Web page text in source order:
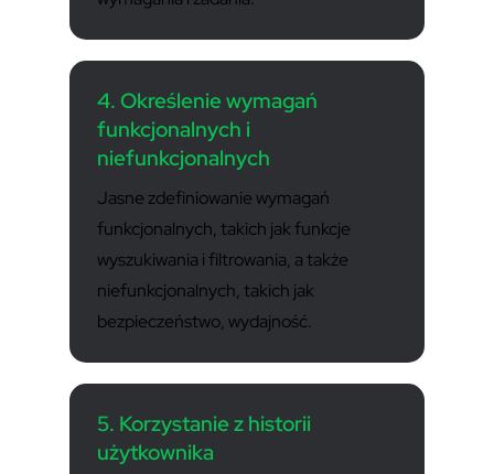
4. Określenie wymagań
funkcjonalnych i
niefunkcjonalnych
Jasne zdefiniowanie wymagań
funkcjonalnych, takich jak funkcje
wyszukiwania i filtrowania, a także
niefunkcjonalnych, takich jak
bezpieczeństwo, wydajność.
5. Korzystanie z historii
użytkownika